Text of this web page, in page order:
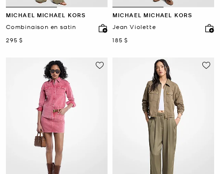
MICHAEL MICHAEL KORS
Combinaison en satin
maintenant
295 $
MICHAEL MICHAEL KORS
Jean Violette
maintenant
185 $